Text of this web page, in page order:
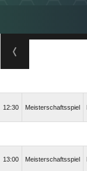
12:30 Meisterschaftsspiel
13:00 Meisterschaftsspiel